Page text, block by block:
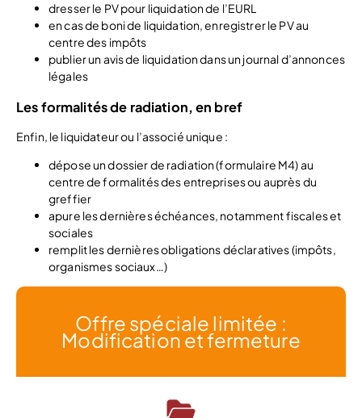
dresser le PV pour liquidation de l’EURL
en cas de boni de liquidation, enregistrer le PV au
centre des impôts
publier un avis de liquidation dans un journal d’annonces
légales
Les formalités de radiation, en bref
Enfin, le liquidateur ou l’associé unique :
dépose un dossier de radiation (formulaire M4) au
centre de formalités des entreprises ou auprès du
greffier
apure les dernières échéances, notamment fiscales et
sociales
remplit les dernières obligations déclaratives (impôts,
organismes sociaux…)
Offre spéciale limitée :
Modification et fermeture